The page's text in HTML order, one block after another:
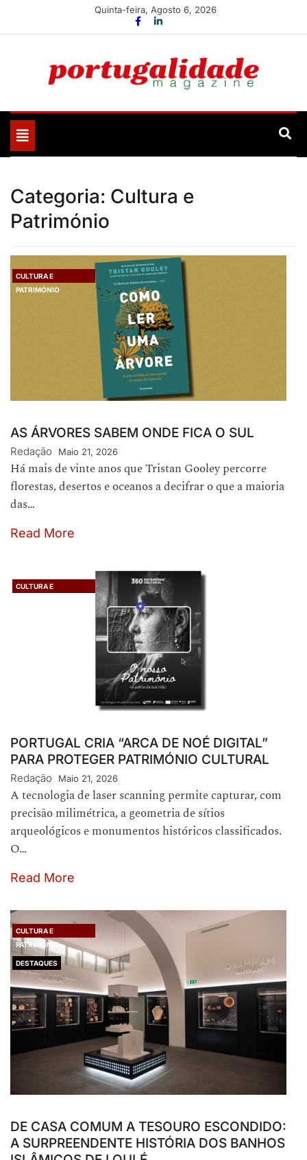
Quinta-feira, Agosto 6, 2026
Portugalidade
Toggle
navigation
Categoria: Cultura e
Património
CULTURA E
PATRIMÓNIO
AS ÁRVORES SABEM ONDE FICA O SUL
Redação Maio 21, 2026
Há mais de vinte anos que Tristan Gooley percorre
florestas, desertos e oceanos a decifrar o que a maioria
das…
Read More
CULTURA E
PORTUGAL CRIA “ARCA DE NOÉ DIGITAL”
PARA PROTEGER PATRIMÓNIO CULTURAL
Redação Maio 21, 2026
A tecnologia de laser scanning permite capturar, com
precisão milimétrica, a geometria de sítios
arqueológicos e monumentos históricos classificados.
O…
Read More
CULTURA E
PATRIMÓNIO
DESTAQUES
DE CASA COMUM A TESOURO ESCONDIDO:
A SURPREENDENTE HISTÓRIA DOS BANHOS